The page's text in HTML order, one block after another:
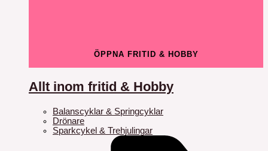
ÖPPNA FRITID & HOBBY
Allt inom fritid & Hobby
Balanscyklar & Springcyklar
Drönare
Sparkcykel & Trehjulingar